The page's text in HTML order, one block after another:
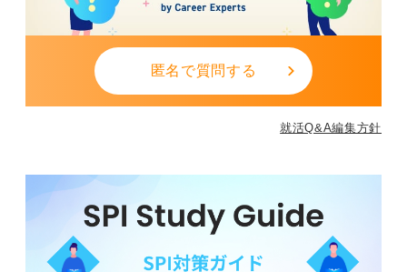
匿名で質問する
就活Q&A編集方針